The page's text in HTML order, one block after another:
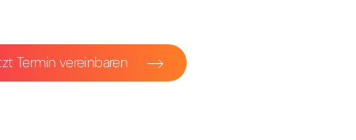
Termin vereinbaren